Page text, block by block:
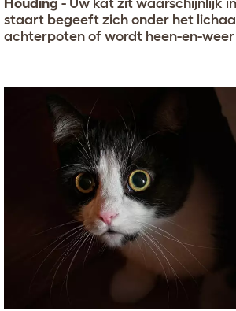
Houding - Uw kat zit waarschijnlijk
staart begeeft zich onder het
achterpoten of wordt heen-en-